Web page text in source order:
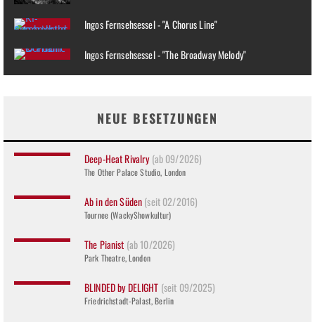
Ingos Fernsehsessel - "A Chorus Line"
Ingos Fernsehsessel - "The Broadway Melody"
NEUE BESETZUNGEN
Deep-Heat Rivalry(ab 09/2026)
The Other Palace Studio, London
Ab in den Süden(seit 02/2016)
Tournee (WackyShowkultur)
The Pianist (ab 10/2026)
Park Theatre, London
BLINDED by DELIGHT (seit 09/2025)
Friedrichstadt-Palast, Berlin